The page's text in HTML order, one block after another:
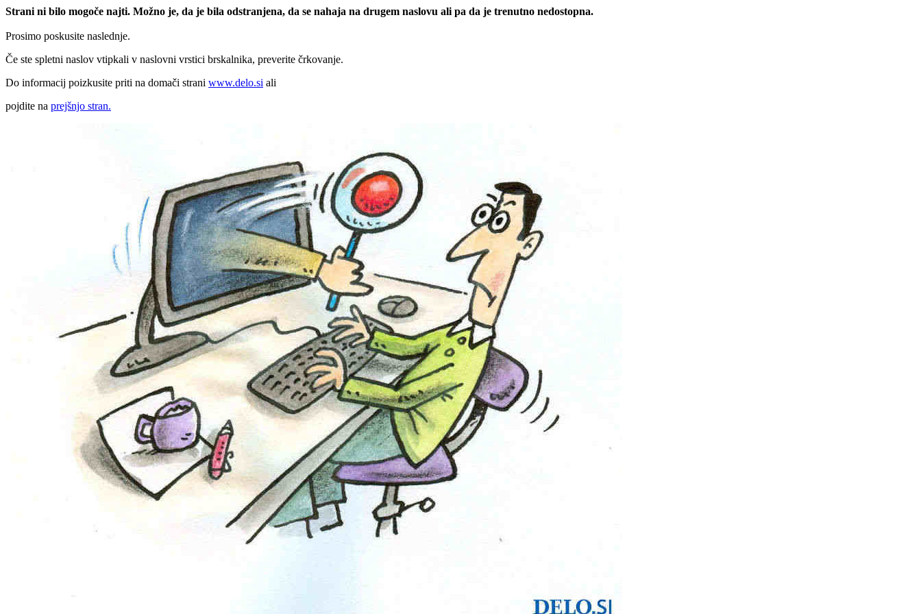
Strani ni bilo mogoče najti. Možno je, da je bila odstranjena, da se nahaja na drugem naslovu ali pa da je trenutno nedostopna.
Prosimo poskusite naslednje.
Če ste spletni naslov vtipkali v naslovni vrstici brskalnika, preverite črkovanje.
Do informacij poizkusite priti na domači strani www.delo.si ali
pojdite na prejšnjo stran.